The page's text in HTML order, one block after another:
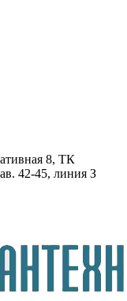
8, ТК
42-45, линия З